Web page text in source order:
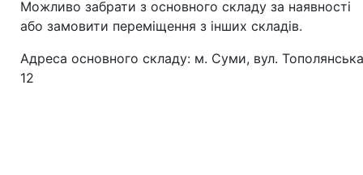
Можливо забрати з основного складу за наявності
або замовити переміщення з інших складів.
Адреса основного складу: м. Суми, вул.
12